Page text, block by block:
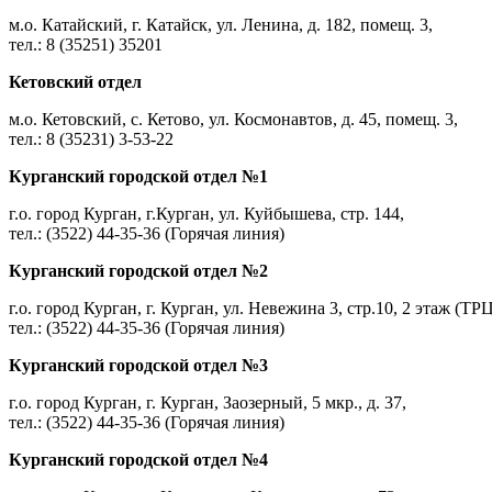
м.о. Катайский, г. Катайск, ул. Ленина, д. 182, помещ. 3,
тел.: 8 (35251) 35201
Кетовский отдел
м.о. Кетовский, с. Кетово, ул. Космонавтов, д. 45, помещ. 3,
тел.: 8 (35231) 3-53-22
Курганский городской отдел №1
г.о. город Курган, г.Курган, ул. Куйбышева, стр. 144,
тел.: (3522) 44-35-36 (Горячая линия)
Курганский городской отдел №2
г.о. город Курган, г. Курган, ул. Невежина 3, стр.10, 2 этаж
тел.: (3522) 44-35-36 (Горячая линия)
Курганский городской отдел №3
г.о. город Курган, г. Курган, Заозерный, 5 мкр., д. 37,
тел.: (3522) 44-35-36 (Горячая линия)
Курганский городской отдел №4